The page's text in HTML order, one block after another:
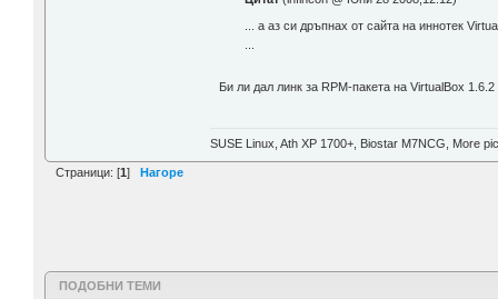
... а аз си дръпнах от сайта на иннотек
Би ли дал линк за RPM-пакета на VirtualBox
SUSE Linux, Ath XP 1700+, Biostar M7NCG, More
Страници: [1] Нагоре
ПОДОБНИ ТЕМИ